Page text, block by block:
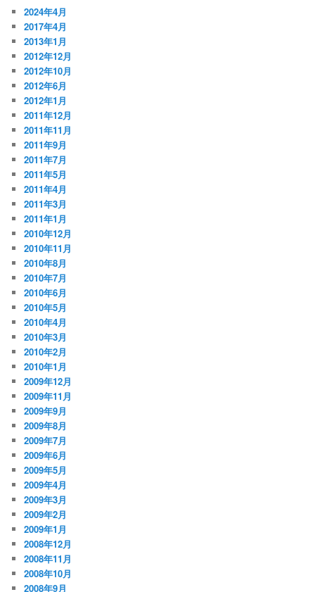
2024年4月
2017年4月
2013年1月
2012年12月
2012年10月
2012年6月
2012年1月
2011年12月
2011年11月
2011年9月
2011年7月
2011年5月
2011年4月
2011年3月
2011年1月
2010年12月
2010年11月
2010年8月
2010年7月
2010年6月
2010年5月
2010年4月
2010年3月
2010年2月
2010年1月
2009年12月
2009年11月
2009年9月
2009年8月
2009年7月
2009年6月
2009年5月
2009年4月
2009年3月
2009年2月
2009年1月
2008年12月
2008年11月
2008年10月
2008年9月